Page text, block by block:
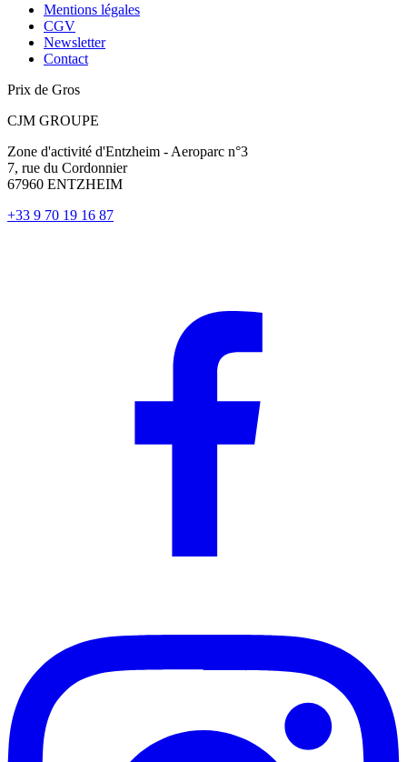
Mentions légales
CGV
Newsletter
Contact
Prix de Gros
CJM GROUPE
Zone d'activité d'Entzheim - Aeroparc n°3
7, rue du Cordonnier
67960 ENTZHEIM
+33 9 70 19 16 87